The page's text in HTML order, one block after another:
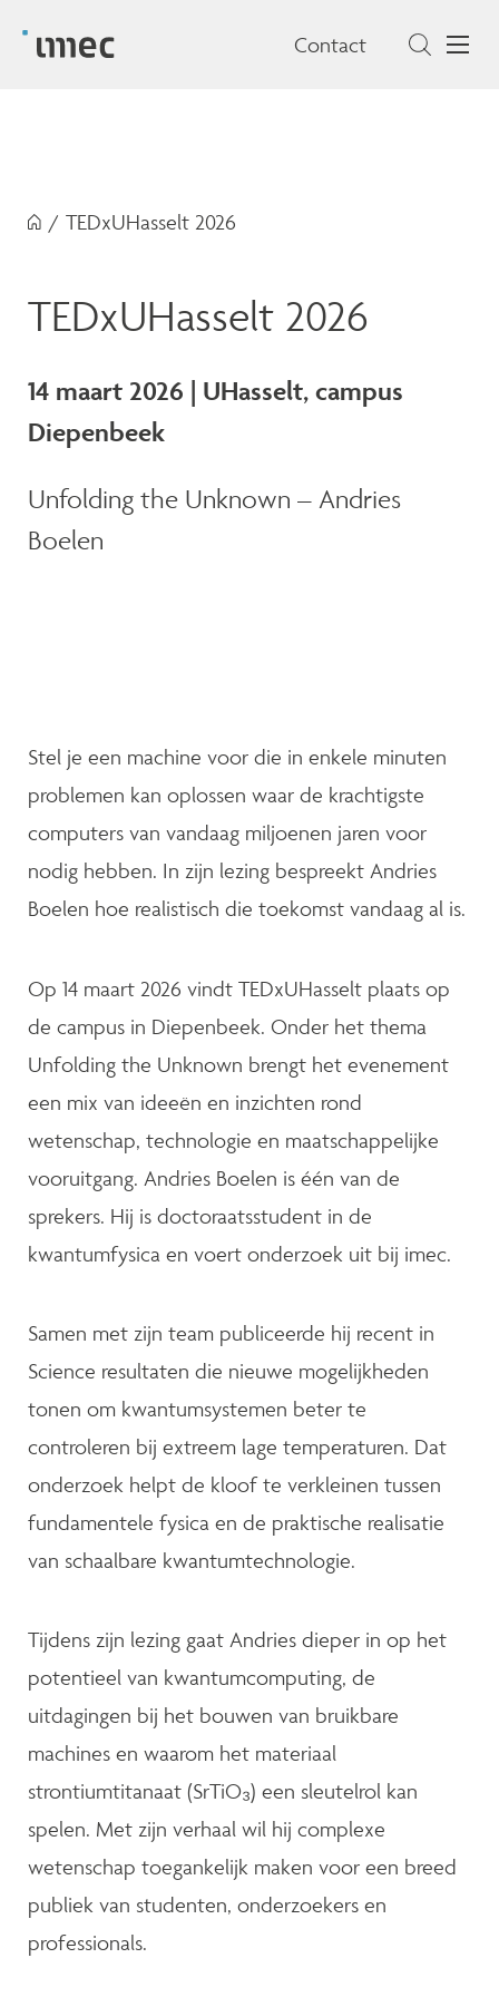
Contact
/ TEDxUHasselt 2026
TEDxUHasselt 2026
14 maart 2026 | UHasselt, campus
Diepenbeek
Unfolding the Unknown – Andries
Boelen
Stel je een machine voor die in enkele minuten
problemen kan oplossen waar de krachtigste
computers van vandaag miljoenen jaren voor
nodig hebben. In zijn lezing bespreekt Andries
Boelen hoe realistisch die toekomst vandaag al is.
Op 14 maart 2026 vindt TEDxUHasselt plaats op
de campus in Diepenbeek. Onder het thema
Unfolding the Unknown brengt het evenement
een mix van ideeën en inzichten rond
wetenschap, technologie en maatschappelijke
vooruitgang. Andries Boelen is één van de
sprekers. Hij is doctoraatsstudent in de
kwantumfysica en voert onderzoek uit bij imec.
Samen met zijn team publiceerde hij recent in
Science resultaten die nieuwe mogelijkheden
tonen om kwantumsystemen beter te
controleren bij extreem lage temperaturen. Dat
onderzoek helpt de kloof te verkleinen tussen
fundamentele fysica en de praktische realisatie
van schaalbare kwantumtechnologie.
Tijdens zijn lezing gaat Andries dieper in op het
potentieel van kwantumcomputing, de
uitdagingen bij het bouwen van bruikbare
machines en waarom het materiaal
strontiumtitanaat (SrTiO₃) een sleutelrol kan
spelen. Met zijn verhaal wil hij complexe
wetenschap toegankelijk maken voor een breed
publiek van studenten, onderzoekers en
professionals.